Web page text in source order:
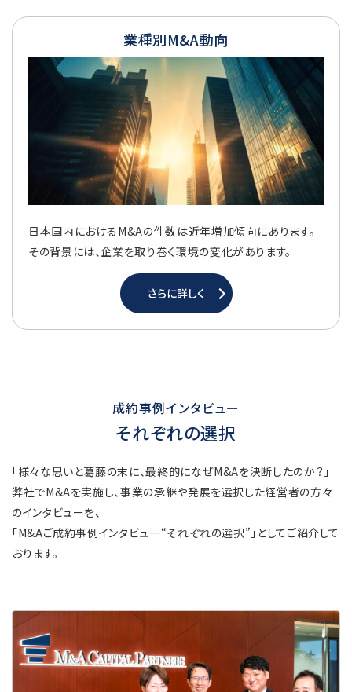
業種別M&A動向
日本国内におけるM&Aの件数は近年増加傾向にあります。
その背景には、企業を取り巻く環境の変化があります。
さらに詳しく
成約事例インタビュー
それぞれの選択
「様々な思いと葛藤の末に、最終的になぜM&Aを決断したのか？」
弊社でM&Aを実施し、事業の承継や発展を選択した経営者の方々
のインタビューを、
「M&Aご成約事例インタビュー“それぞれの選択”」としてご紹介して
おります。